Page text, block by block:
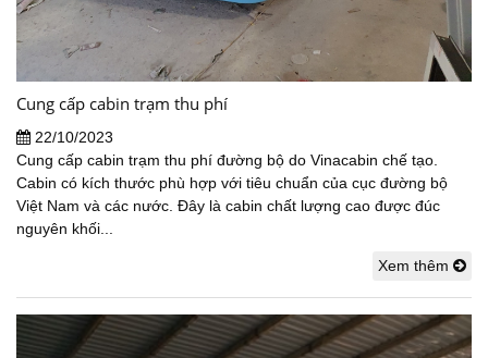
Cung cấp cabin trạm thu phí
22/10/2023
Cung cấp cabin trạm thu phí đường bộ do Vinacabin chế tạo.
Cabin có kích thước phù hợp với tiêu chuẩn của cục đường bộ
Việt Nam và các nước. Đây là cabin chất lượng cao được đúc
nguyên khối...
Xem thêm